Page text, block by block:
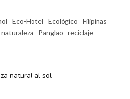
Eco-Hotel Ecológico
Filipinas
naturaleza Panglao reciclaje
natural al sol